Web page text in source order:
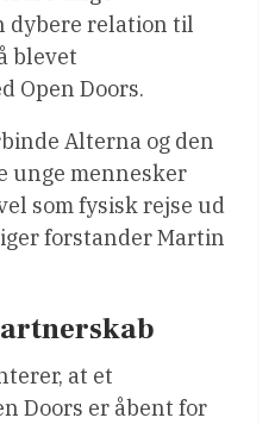
dybere relation til
blevet
Open Doors.
Alterna og den
unge mennesker
som fysisk rejse ud
forstander Martin
at et
Doors er åbent for